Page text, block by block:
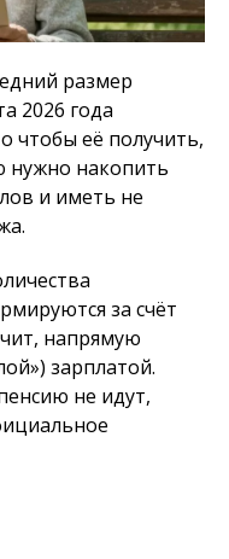
размер
2026 года
чтобы её получить,
нужно накопить
и иметь не
за счёт
напрямую
зарплатой.
не идут,